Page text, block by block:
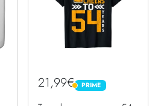
21,99€ PRIME
PRIME